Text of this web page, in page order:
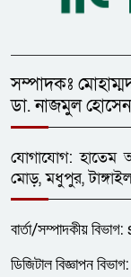
সম্পাদকঃ
ডা. নাজমুল
যোগাযোগ: হাতেম
মোড়, মধুপুর,
বার্তা/সম্পাদকীয়বিভাগ:
ডিজিটাল বিজ্ঞাপন বিভাগ: